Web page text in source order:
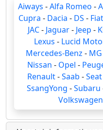
Aiways -Alfa Romeo -
Cupra - Dacia - DS - Fiat
JAC- Jaguar- Jeep -
Lexus - Lucid
Mercedes-Benz - MG
Nissan - Opel -
Renault-Saab -Seat
SsangYong -Subaru
Volkswagen